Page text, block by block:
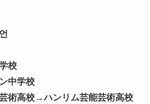
校
中学校
術高校→ハンリム芸能芸術高校